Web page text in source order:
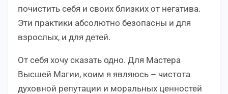
почистить себя и своих близких от негатива.
Эти практики абсолютно безопасны и для
взрослых, и для детей.
От себя хочу сказать одно. Для Мастера
Высшей Магии, коим я являюсь – чистота
духовной репутации и моральных ценностей